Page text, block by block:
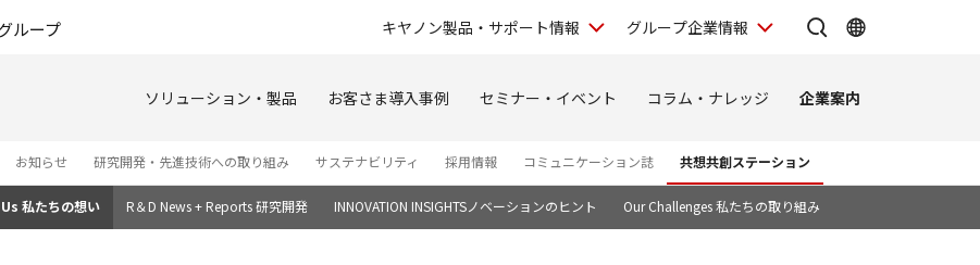
ループ キヤノン製品・サポート情報 グループ企業情報
ソリューション・製品 お客さま導入事例 セミナー・イベント コラム・ナレッジ 企業案内
お知らせ 研究開発・先進技術への取り組み サステナビリティ 採用情報 コミュニケーション誌 共想共創ステーション
私たちの想い R＆D News + Reports 研究開発 INNOVATION INSIGHTSノベーションのヒント Our Challenges 私たちの取り組み